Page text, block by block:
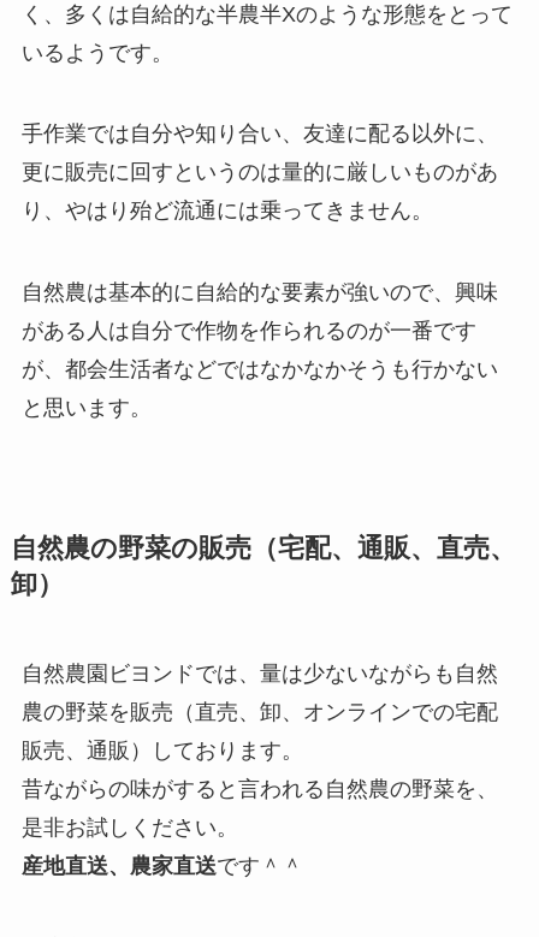
く、多くは自給的な半農半Xのような形態をとって
いるようです。
手作業では自分や知り合い、友達に配る以外に、
更に販売に回すというのは量的に厳しいものがあ
り、やはり殆ど流通には乗ってきません。
自然農は基本的に自給的な要素が強いので、興味
がある人は自分で作物を作られるのが一番です
が、都会生活者などではなかなかそうも行かない
と思います。
自然農の野菜の販売（宅配、通販、直売、
卸）
自然農園ビヨンドでは、量は少ないながらも自然
農の野菜を販売（直売、卸、オンラインでの宅配
販売、通販）しております。
昔ながらの味がすると言われる自然農の野菜を、
是非お試しください。
産地直送、農家直送です＾＾